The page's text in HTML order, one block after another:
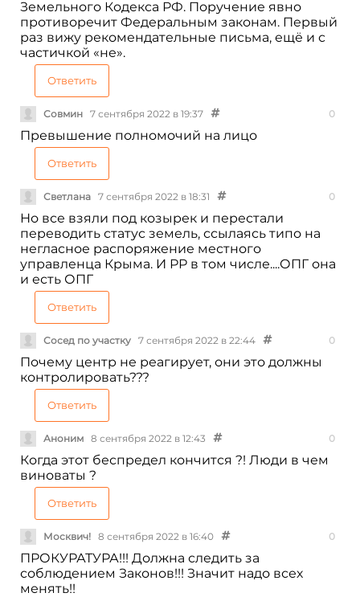
Земельного Кодекса РФ. Поручение явно
противоречит Федеральным законам. Первый
раз вижу рекомендательные письма, ещё и с
частичкой «не».
Ответить
Совмин 7 сентября 2022 в 19:37 0
Превышение полномочий на лицо
Ответить
Светлана 7 сентября 2022 в 18:31 0
Но все взяли под козырек и перестали
переводить статус земель, ссылаясь типо на
негласное распоряжение местного
управленца Крыма. И РР в том числе....ОПГ она
и есть ОПГ
Ответить
Сосед по участку 7 сентября 2022 в 22:44 0
Почему центр не реагирует, они это должны
контролировать???
Ответить
Аноним 8 сентября 2022 в 12:43 0
Когда этот беспредел кончится ?! Люди в чем
виноваты ?
Ответить
Москвич! 8 сентября 2022 в 16:40 0
ПРОКУРАТУРА!!! Должна следить за
соблюдением Законов!!! Значит надо всех
менять!!